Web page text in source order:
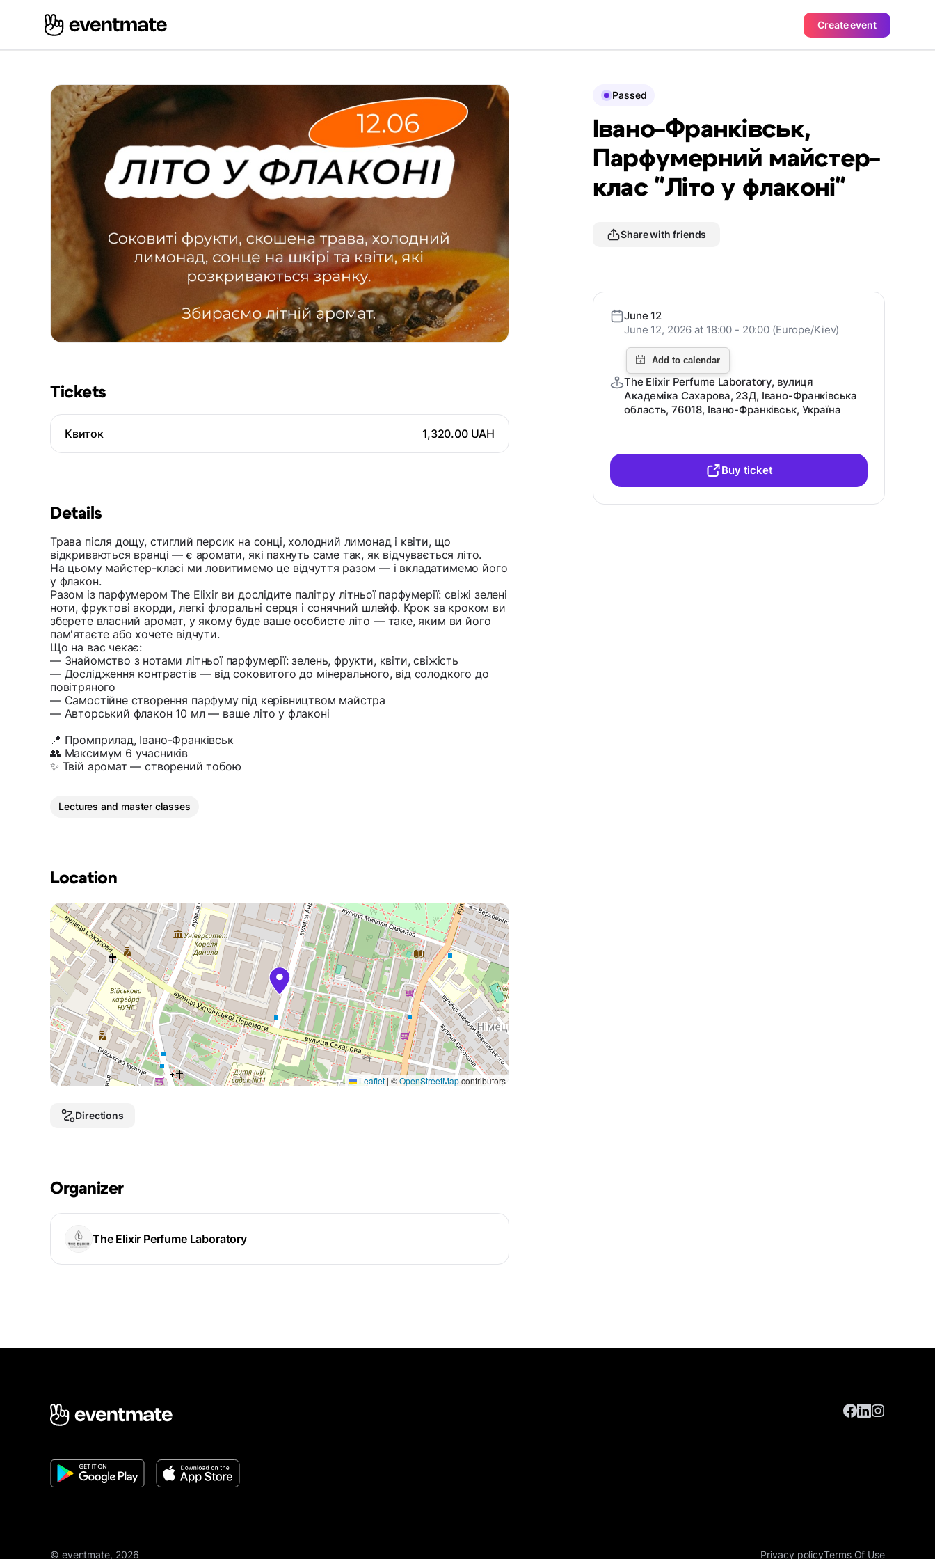
Create event
Tickets
Квиток 1,320.00 UAH
Details
Трава після дощу, стиглий персик на сонці, холодний лимонад і квіти, що
відкриваються вранці — є аромати, які пахнуть саме так, як відчувається літо.
На цьому майстер-класі ми ловитимемо це відчуття разом — і вкладатимемо його
у флакон.
Разом із парфумером The Elixir ви дослідите палітру літньої парфумерії: свіжі зелені
ноти, фруктові акорди, легкі флоральні серця і сонячний шлейф. Крок за кроком ви
зберете власний аромат, у якому буде ваше особисте літо — таке, яким ви його
пам'ятаєте або хочете відчути.
Що на вас чекає:
— Знайомство з нотами літньої парфумерії: зелень, фрукти, квіти, свіжість
— Дослідження контрастів — від соковитого до мінерального, від солодкого до
повітряного
— Самостійне створення парфуму під керівництвом майстра
— Авторський флакон 10 мл — ваше літо у флаконі
📍 Промприлад, Івано-Франківськ
👥 Максимум 6 учасників
✨ Твій аромат — створений тобою
Lectures and master classes
Location
Leaflet | ©OpenStreetMapcontributors
Directions
Organizer
The Elixir Perfume Laboratory
Passed
Івано-Франківськ,
Парфумерний майстер-
клас "Літо у флаконі"
Share with friends
June 12
June 12, 2026 at 18:00 - 20:00 (Europe/Kiev)
The Elixir Perfume Laboratory, вулиця
Академіка Сахарова, 23Д, Івано-Франківська
область, 76018, Івано-Франківськ, Україна
Buy ticket
© eventmate, 2026 Privacy policyTerms Of Use